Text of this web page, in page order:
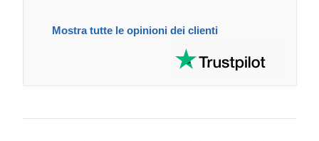
Mostra tutte le opinioni dei clienti